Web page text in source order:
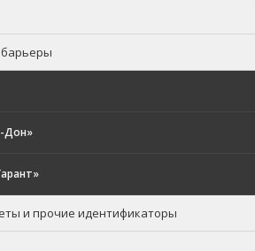
Дон»
и прочие идентификаторы